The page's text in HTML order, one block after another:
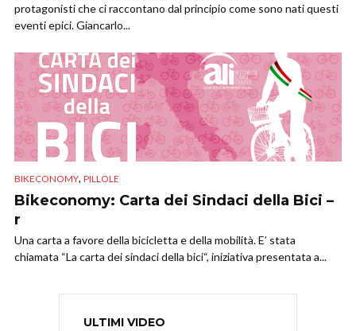
protagonisti che ci raccontano dal principio come sono nati questi
eventi epici. Giancarlo...
BIKECONOMY, PILLOLE
Bikeconomy: Carta dei Sindaci della Bici –
r
Una carta a favore della bicicletta e della mobilità. E’ stata
chiamata “La carta dei sindaci della bici“, iniziativa presentata a...
ULTIMI VIDEO